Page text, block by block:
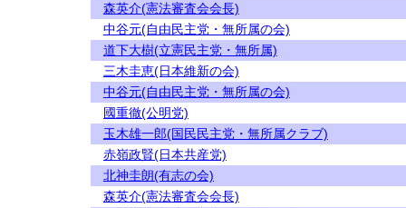
森英介(憲法審査会会長)
中谷元(自由民主党・無所属の会)
道下大樹(立憲民主党・無所属)
三木圭恵(日本維新の会)
中谷元(自由民主党・無所属の会)
國重徹(公明党)
玉木雄一郎(国民民主党・無所属クラブ)
赤嶺政賢(日本共産党)
北神圭朗(有志の会)
森英介(憲法審査会会長)